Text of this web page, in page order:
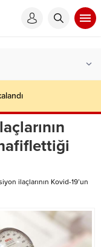
ilaçlarının Kovid-19’un